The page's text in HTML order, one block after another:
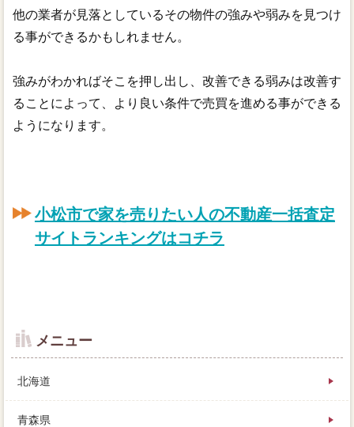
他の業者が見落としているその物件の強みや弱みを見つけ
る事ができるかもしれません。
強みがわかればそこを押し出し、改善できる弱みは改善す
ることによって、より良い条件で売買を進める事ができる
ようになります。
小松市で家を売りたい人の不動産一括査定
サイトランキングはコチラ
メニュー
北海道
青森県